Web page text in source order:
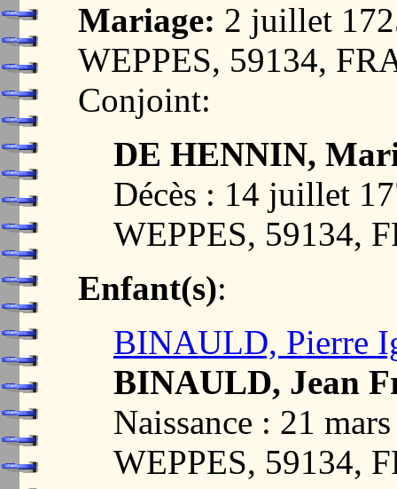
Mariage: 2 juillet
WEPPES, 59134,
Conjoint:
DE HENNIN,
Décès : 14 juillet
WEPPES, 59134,
Enfant(s):
BINAULD, Pierre
BINAULD, Jean
Naissance : 21
WEPPES, 59134,